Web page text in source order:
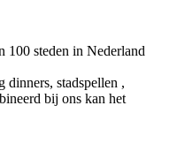
100 steden in Nederland
stadspellen ,
bij ons kan het